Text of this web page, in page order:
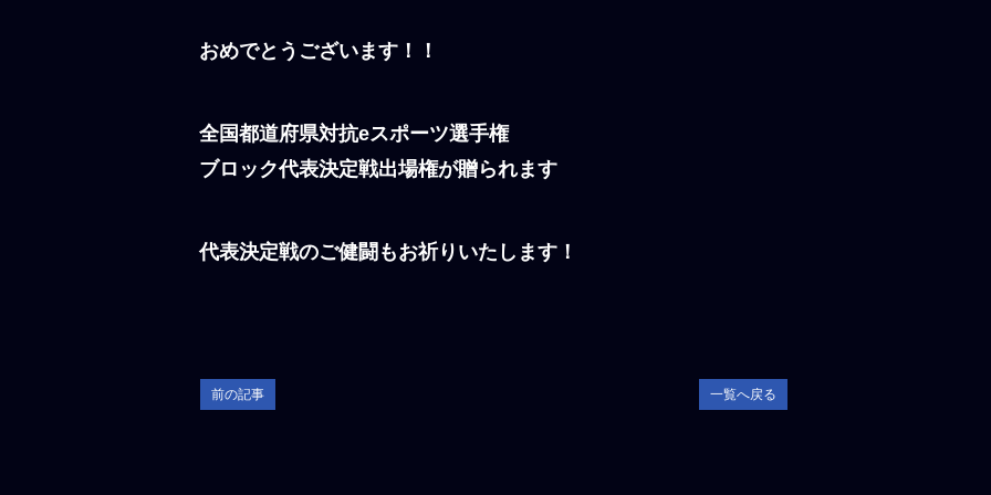
おめでとうございます！！
全国都道府県対抗eスポーツ選手権
ブロック代表決定戦出場権が贈られます
代表決定戦のご健闘もお祈りいたします！
一覧へ戻る
前の記事